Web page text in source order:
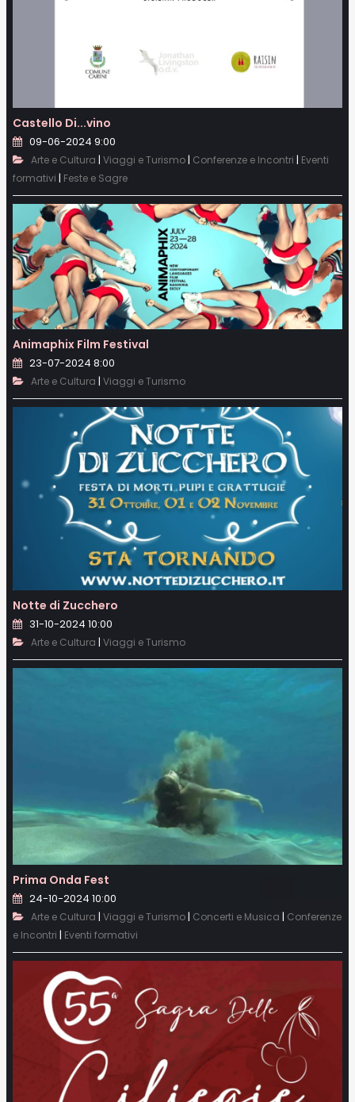
Castello Di...vino
09-06-2024 9:00
Arte e Cultura | Viaggi e Turismo| Conferenze e Incontri | Eventi
formativi | Feste e Sagre
Animaphix Film Festival
23-07-2024 8:00
Arte e Cultura | Viaggi e Turismo
Notte di Zucchero
31-10-2024 10:00
Arte e Cultura | Viaggi e Turismo
Prima Onda Fest
24-10-2024 10:00
Arte e Cultura | Viaggi e Turismo | Concerti e Musica | Conferenze
e Incontri | Eventi formativi